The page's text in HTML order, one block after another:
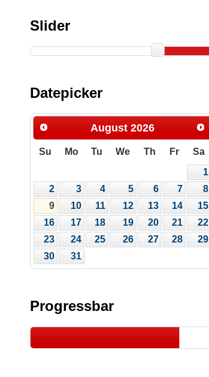
Slider
Datepicker
August 2026
Su Mo Tu We Th Fr Sa
1
2
3 4 5 6 7
8
9
10 11 12 13 14
15
16
17 18 19 20 21
22
23
24 25 26 27 28
29
30
31
Progressbar